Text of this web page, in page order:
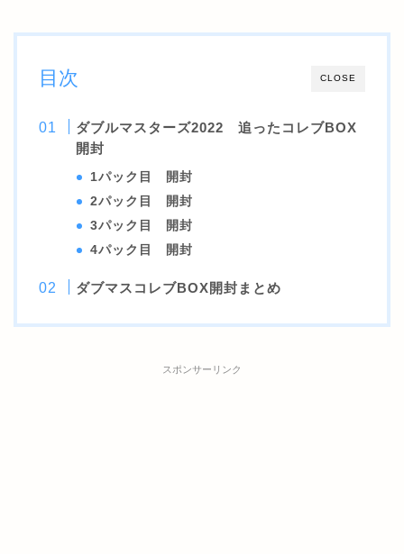
CLOSE
目次
ダブルマスターズ2022 追ったコレブBOX
開封
1パック目 開封
2パック目 開封
3パック目 開封
4パック目 開封
ダブマスコレブBOX開封まとめ
スポンサーリンク